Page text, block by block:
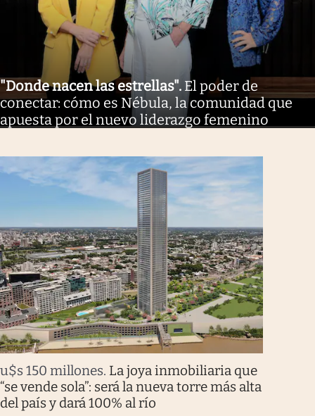
"Donde nacen las estrellas". El poder de
conectar: cómo es Nébula, la comunidad que
apuesta por el nuevo liderazgo femenino
u$s 150 millones. La joya inmobiliaria que
“se vende sola”: será la nueva torre más alta
del país y dará 100% al río